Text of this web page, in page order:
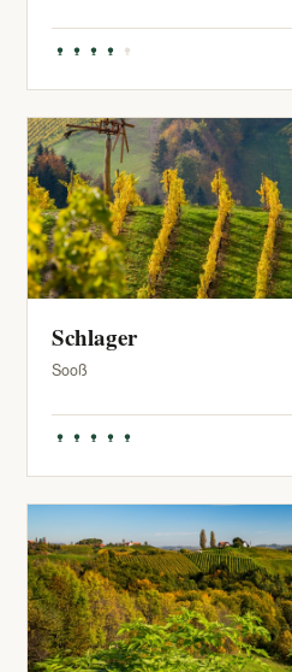
Schlager
Sooß